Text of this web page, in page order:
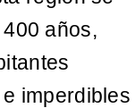
años,
imperdibles